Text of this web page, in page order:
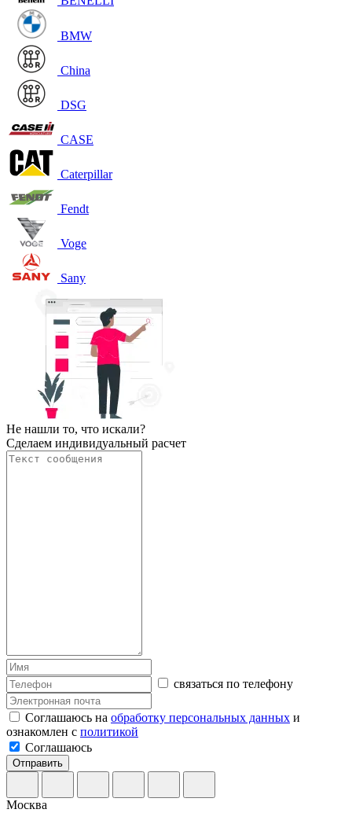
BMW
China
DSG
CASE
Caterpillar
Fendt
Voge
Sany
Не нашли то, что искали?
Сделаем индивидуальный расчет
связаться по телефону
Соглашаюсь на обработку персональных данных и
ознакомлен с политикой
Соглашаюсь
Отправить
Москва